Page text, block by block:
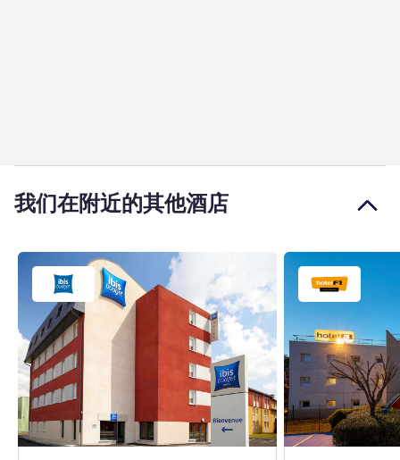
我们在附近的其他酒店